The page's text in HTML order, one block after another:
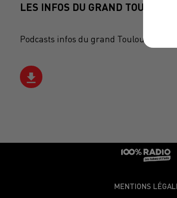
LES INFOS DU GRAND
Podcasts infos du grand Toulouse
MENTIONS